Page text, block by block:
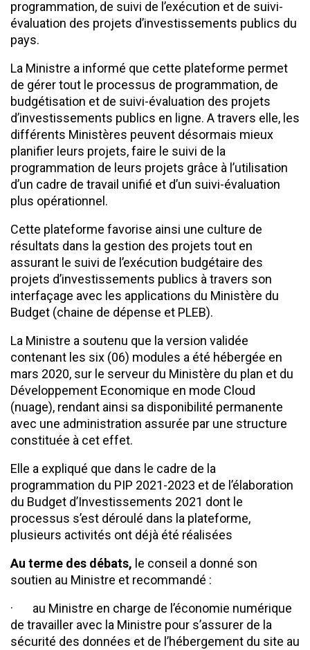
programmation, de suivi de l’exécution et de suivi-
évaluation des projets d’investissements publics du
pays.
La Ministre a informé que cette plateforme permet
de gérer tout le processus de programmation, de
budgétisation et de suivi-évaluation des projets
d’investissements publics en ligne. A travers elle, les
différents Ministères peuvent désormais mieux
planifier leurs projets, faire le suivi de la
programmation de leurs projets grâce à l’utilisation
d’un cadre de travail unifié et d’un suivi-évaluation
plus opérationnel.
Cette plateforme favorise ainsi une culture de
résultats dans la gestion des projets tout en
assurant le suivi de l’exécution budgétaire des
projets d’investissements publics à travers son
interfaçage avec les applications du Ministère du
Budget (chaine de dépense et PLEB).
La Ministre a soutenu que la version validée
contenant les six (06) modules a été hébergée en
mars 2020, sur le serveur du Ministère du plan et du
Développement Economique en mode Cloud
(nuage), rendant ainsi sa disponibilité permanente
avec une administration assurée par une structure
constituée à cet effet.
Elle a expliqué que dans le cadre de la
programmation du PIP 2021-2023 et de l’élaboration
du Budget d’Investissements 2021 dont le
processus s’est déroulé dans la plateforme,
plusieurs activités ont déjà été réalisées
Au terme des débats, le conseil a donné son
soutien au Ministre et recommandé :
· au Ministre en charge de l’économie numérique
de travailler avec la Ministre pour s’assurer de la
sécurité des données et de l’hébergement du site au